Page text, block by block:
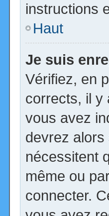
instructions
Haut
Je suis
Vérifiez, en
corrects, il y
vous avez
devrez
nécessitent
même ou
connecter.